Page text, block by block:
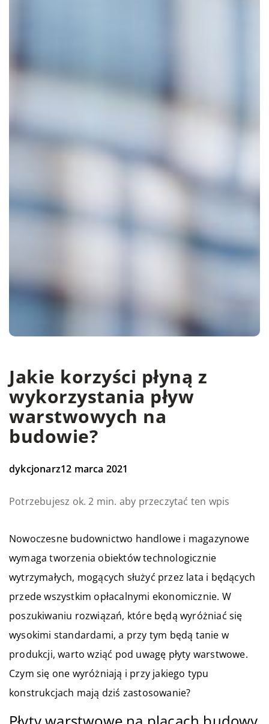
Jakie korzyści płyną z
wykorzystania pływ
warstwowych na
budowie?
dykcjonarz12 marca 2021
Potrzebujesz ok. 2 min. aby przeczytać ten wpis
Nowoczesne budownictwo handlowe i magazynowe
wymaga tworzenia obiektów technologicznie
wytrzymałych, mogących służyć przez lata i będących
przede wszystkim opłacalnymi ekonomicznie. W
poszukiwaniu rozwiązań, które będą wyróżniać się
wysokimi standardami, a przy tym będą tanie w
produkcji, warto wziąć pod uwagę płyty warstwowe.
Czym się one wyróżniają i przy jakiego typu
konstrukcjach mają dziś zastosowanie?